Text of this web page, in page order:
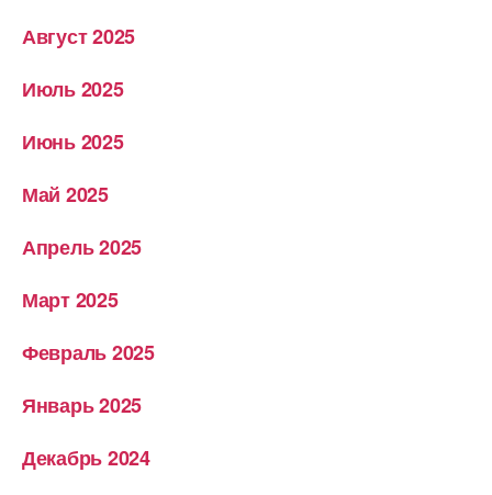
Август 2025
Июль 2025
Июнь 2025
Май 2025
Апрель 2025
Март 2025
Февраль 2025
Январь 2025
Декабрь 2024